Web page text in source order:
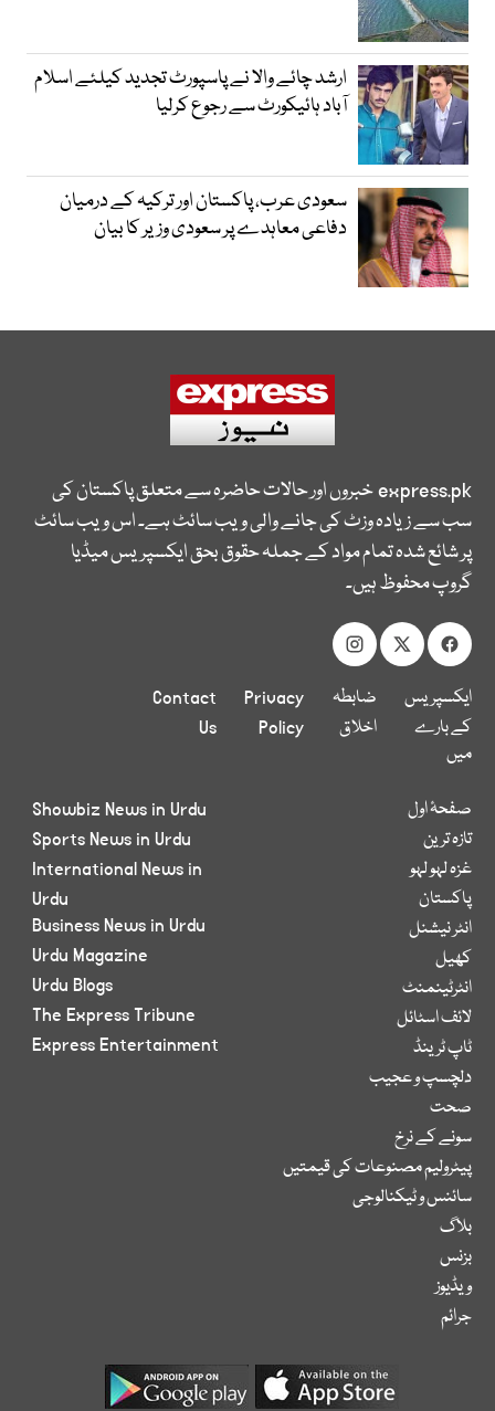
ارشد چائے والا نے پاسپورٹ تجدید کیلئے اسلام
آباد ہائیکورٹ سے رجوع کرلیا
سعودی عرب، پاکستان اور ترکیہ کے درمیان
دفاعی معاہدے پر سعودی وزیر کا بیان
express.pkخبروں اور حالات حاضرہ سے متعلق پاکستان کی
سب سے زیادہ وزٹ کی جانے والی ویب سائٹ ہے۔ اس ویب سائٹ
پر شائع شدہ تمام مواد کے جملہ حقوق بحق ایکسپریس میڈیا
گروپ محفوظ ہیں۔
ایکسپریس
کے بارے
میں
ضابطہ
اخلاق
Privacy
Policy
Contact
Us
صفحۂ اول
تازہ ترین
غزہ لہو لہو
پاکستان
انٹر نیشنل
کھیل
انٹرٹینمنٹ
لائف اسٹائل
ٹاپ ٹرینڈ
دلچسپ و عجیب
صحت
سونے کے نرخ
پیٹرولیم مصنوعات کی قیمتیں
سائنس و ٹیکنالوجی
بلاگ
بزنس
ویڈیوز
جرائم
Showbiz News in Urdu
Sports News in Urdu
International News in
Urdu
Business News in Urdu
Urdu Magazine
Urdu Blogs
The Express Tribune
Express Entertainment